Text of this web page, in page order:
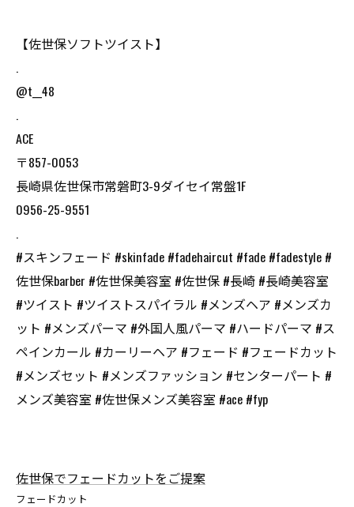
【佐世保ソフトツイスト】
.
@t__48
.
ACE
〒857-0053
長崎県佐世保市常磐町3-9ダイセイ常盤1F
0956-25-9551
.
#スキンフェード #skinfade #fadehaircut #fade #fadestyle #
佐世保barber #佐世保美容室 #佐世保 #長崎 #長崎美容室
#ツイスト #ツイストスパイラル #メンズヘア #メンズカ
ット #メンズパーマ #外国人風パーマ #ハードパーマ #ス
ペインカール #カーリーヘア #フェード #フェードカット
#メンズセット #メンズファッション #センターパート #
メンズ美容室 #佐世保メンズ美容室 #ace #fyp
佐世保でフェードカットをご提案
フェードカット